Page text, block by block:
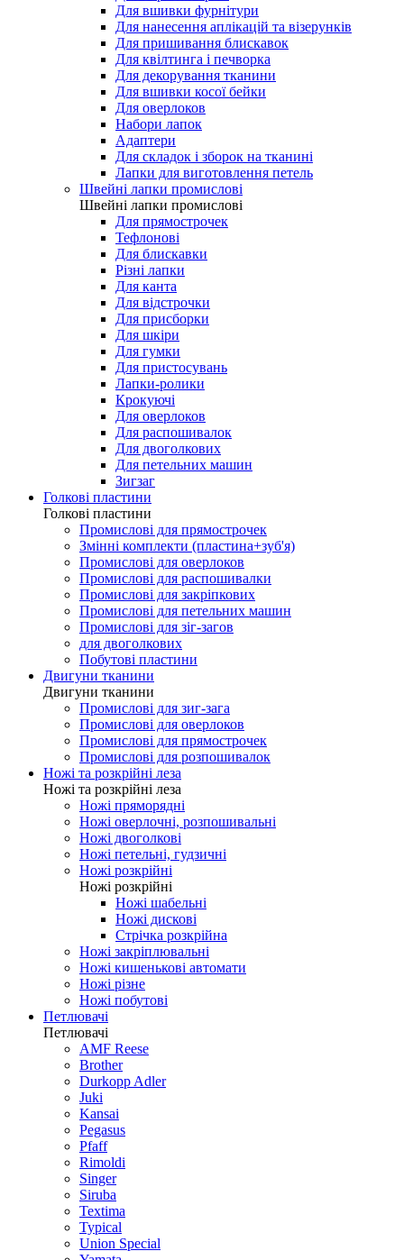
Для вшивки фурнітури
Для нанесення аплікацій та візерунків
Для пришивання блискавок
Для квілтинга і печворка
Для декорування тканини
Для вшивки косої бейки
Для оверлоков
Набори лапок
Адаптери
Для складок і зборок на тканині
Лапки для виготовлення петель
Швейні лапки промислові
Швейні лапки промислові
Для прямострочек
Тефлонові
Для блискавки
Різні лапки
Для канта
Для відстрочки
Для присборки
Для шкіри
Для гумки
Для пристосувань
Лапки-ролики
Крокуючі
Для оверлоков
Для распошивалок
Для двоголкових
Для петельних машин
Зигзаг
Голкові пластини
Голкові пластини
Промислові для прямострочек
Змінні комплекти (пластина+зуб'я)
Промислові для оверлоков
Промислові для распошивалки
Промислові для закріпкових
Промислові для петельних машин
Промислові для зіг-загов
для двоголкових
Побутові пластини
Двигуни тканини
Двигуни тканини
Промислові для зиг-зага
Промислові для оверлоков
Промислові для прямострочек
Промислові для розпошивалок
Ножі та розкрійні леза
Ножі та розкрійні леза
Ножі пряморядні
Ножі оверлочні, розпошивальні
Ножі двоголкові
Ножі петельні, гудзичні
Ножі розкрійні
Ножі розкрійні
Ножі шабельні
Ножі дискові
Стрічка розкрійна
Ножі закріплювальні
Ножі кишенькові автомати
Ножі різне
Ножі побутові
Петлювачі
Петлювачі
AMF Reese
Brother
Durkopp Adler
Juki
Kansai
Pegasus
Pfaff
Rimoldi
Singer
Siruba
Textima
Typical
Union Special